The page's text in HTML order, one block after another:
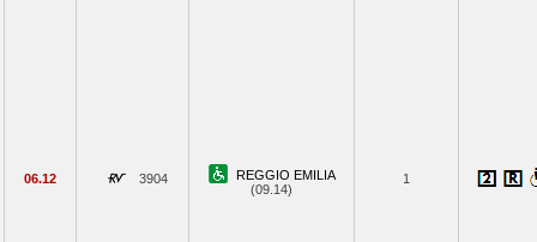
06.12 3904
REGGIO EMILIA
(09.14)
1